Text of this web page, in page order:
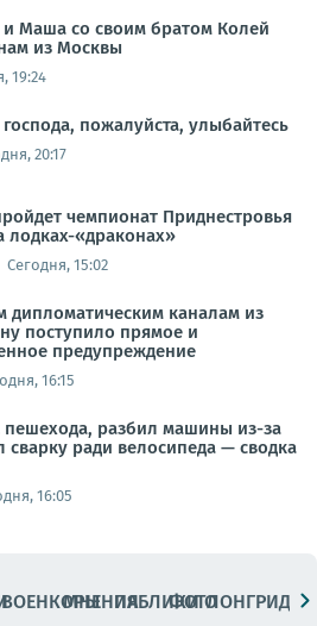
и Маша со своим братом Колей
из Москвы
19:24
пожалуйста, улыбайтесь
20:17
чемпионат Приднестровья
лодках-«драконах»
Сегодня, 15:02
дипломатическим каналам из
поступило прямое и
предупреждение
16:15
пешехода, разбил машины из-за
сварку ради велосипеда — сводка
16:05
ВОЕНКОРЫМНЕНИЯПАБЛИКИ
ФОТОЛОНГРИДЫ